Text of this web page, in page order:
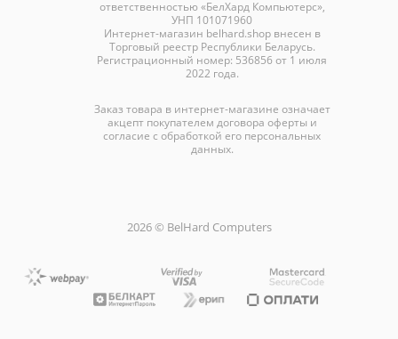
ответственностью «БелХард Компьютерс»,
УНП 101071960
Интернет-магазин belhard.shopвнесен в
Торговый реестр Республики Беларусь.
Регистрационный номер: 536856 от 1 июля
2022 года.
Заказ товара в интернет-магазине означает
акцепт покупателем договора оферты и
согласие с обработкой его персональных
данных.
2026 © BelHard Computers